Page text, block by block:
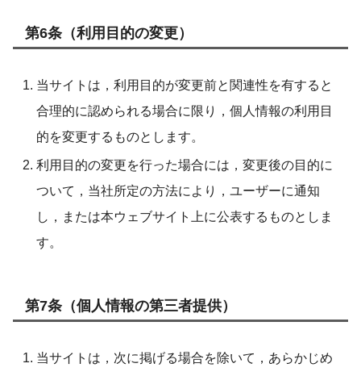
第6条（利用目的の変更）
当サイトは，利用目的が変更前と関連性を有すると
合理的に認められる場合に限り，個人情報の利用目
的を変更するものとします。
利用目的の変更を行った場合には，変更後の目的に
ついて，当社所定の方法により，ユーザーに通知
し，または本ウェブサイト上に公表するものとしま
す。
第7条（個人情報の第三者提供）
当サイトは，次に掲げる場合を除いて，あらかじめ